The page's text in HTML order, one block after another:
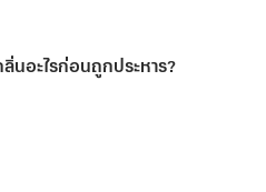
นอะไรก่อนถูกประหาร?